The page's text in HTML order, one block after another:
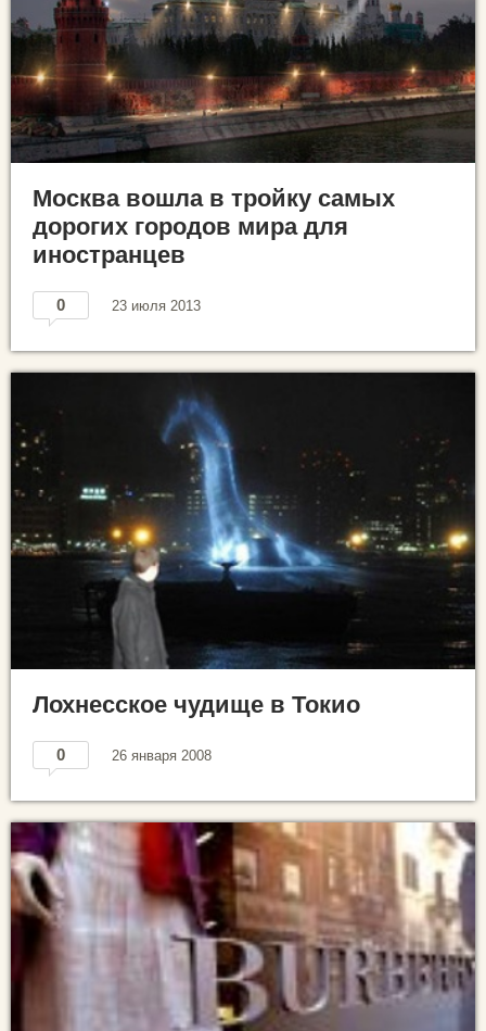
Москва вошла в тройку самых
дорогих городов мира для
иностранцев
0 23 июля 2013
Лохнесское чудище в Токио
0 26 января 2008